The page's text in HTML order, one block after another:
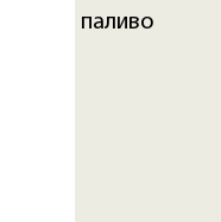
паливо